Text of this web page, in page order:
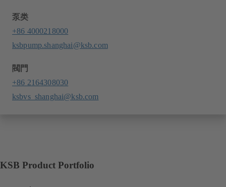
泵类
+86 4000218000
ksbpump.shanghai@ksb.com
閥門
+86 2164308030
ksbvs_shanghai@ksb.com
KSB Product Portfolio